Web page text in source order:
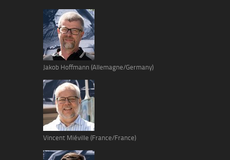
Jakob Hoffmann (Allemagne/Germany)
Vincent Miéville (France/France)